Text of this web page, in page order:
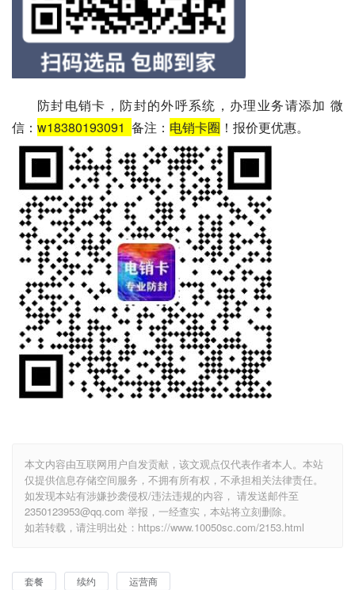
防封电销卡，防封的外呼系统，办理业务请添加 微
信： w18380193091 备注： 电销卡圈 ！报价更优惠。
本文内容由互联网用户自发贡献，该文观点仅代表作者本人。本站
仅提供信息存储空间服务，不拥有所有权，不承担相关法律责任。
如发现本站有涉嫌抄袭侵权/违法违规的内容， 请发送邮件至
2350123953@qq.com 举报，一经查实，本站将立刻删除。
如若转载，请注明出处：https://www.10050sc.com/2153.html
套餐 续约 运营商